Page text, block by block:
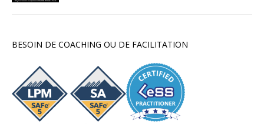
BESOIN DE COACHING OU DE FACILITATION